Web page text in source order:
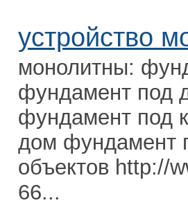
устройство
монолитны:
фундамент под
фундамент под
дом фундамент
объектов http://
66...